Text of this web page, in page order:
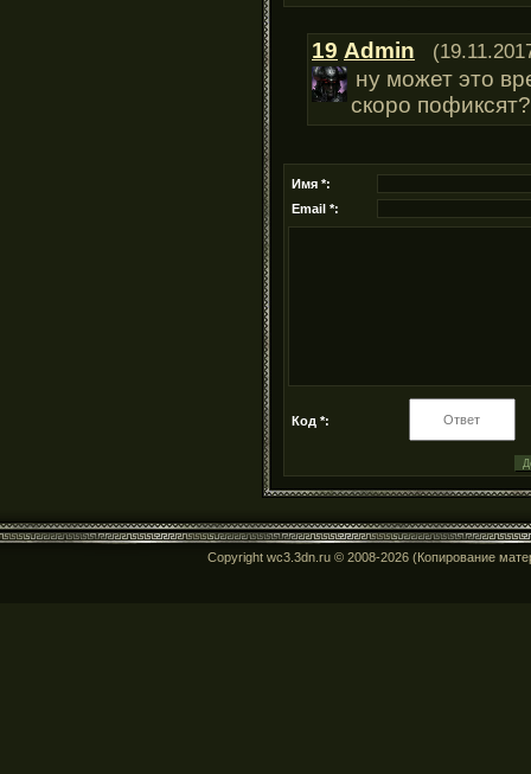
19 Admin
ну может это
скоро пофиксят?
Имя *:
Email *:
Код *:
Copyright wc3.3dn.ru © 2008-2026 (Копирование